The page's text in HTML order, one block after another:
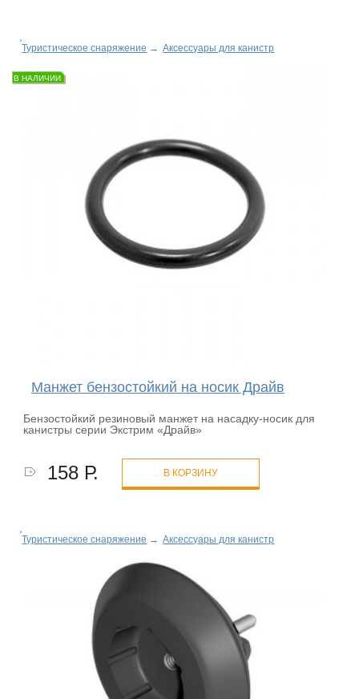
Туристическое снаряжение → Аксессуары для канистр
В НАЛИЧИИ
Манжет бензостойкий на носик Драйв
Бензостойкий резиновый манжет на насадку-носик для
канистры серии Экстрим «Драйв»
158 Р. В КОРЗИНУ
Туристическое снаряжение → Аксессуары для канистр